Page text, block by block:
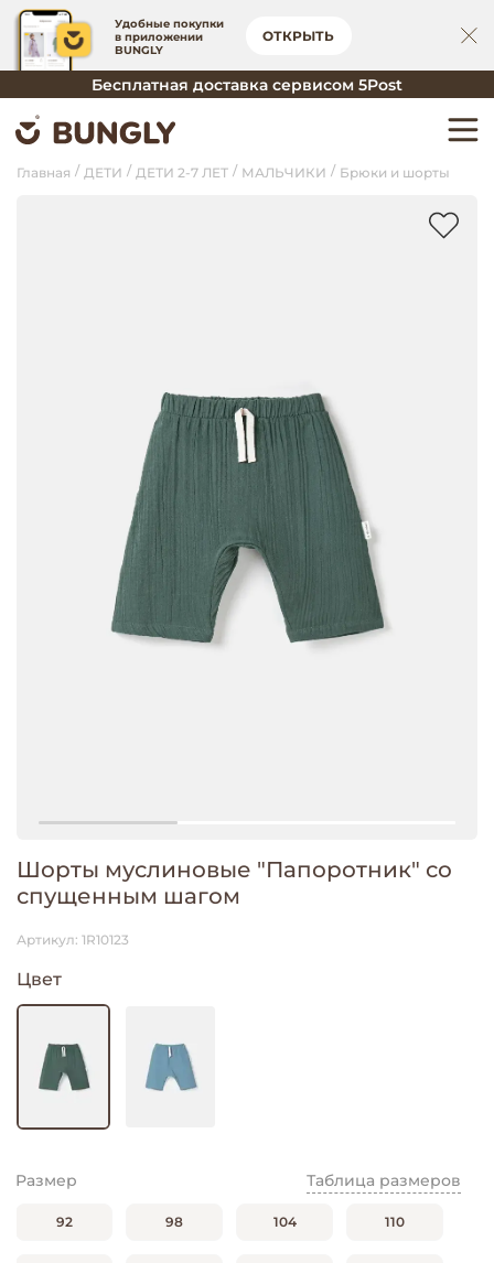
Удобные покупки
в приложении
BUNGLY
ОТКРЫТЬ
Бесплатная доставка сервисом 5Post
Главная ДЕТИ ДЕТИ 2-7 ЛЕТ МАЛЬЧИКИ Брюки и шорты
Шорты муслиновые "Папоротник" со
спущенным шагом
Артикул: 1R10123
Цвет
Таблица размеров
Размер
92 98 104 110